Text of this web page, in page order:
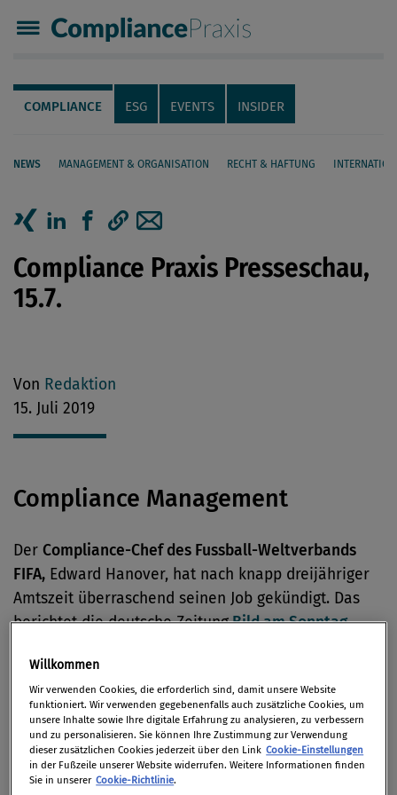
Compliance Praxis
Servicenavigation
Navigation
COMPLIANCE ESG EVENTS INSIDER
NEWS MANAGEMENT & ORGANISATION RECHT & HAFTUNG
Seiteninhalt
Artikel auf Xing teilen
Artikel auf linkedIn teilen
Artikel auf Facebook teilen
Artikellink kopieren
Artikel per Mail teilen
Compliance Praxis Presseschau,
15.7.
Von Redaktion
15. Juli 2019
Compliance Management
Der Compliance-Chef des Fussball-Weltverbands
FIFA, Edward Hanover, hat nach knapp dreijähriger
Amtszeit überraschend seinen Job gekündigt. Das
berichtet die deutsche ZeitungBild am Sonntag.
Corporate Governance
Mit scharfen Worten hat Deutsche-Bank-
Vorstandschef Christian Sewing den Vorfall
kritisiert, der sich am vergangenen Montag im
Willkommen
Wir verwenden Cookies, die erforderlich sind, damit unsere Website
funktioniert. Wir verwenden gegebenenfalls auch zusätzliche Cookies, um
unsere Inhalte sowie Ihre digitale Erfahrung zu analysieren, zu verbessern
und zu personalisieren. Sie können Ihre Zustimmung zur Verwendung
dieser zusätzlichen Cookies jederzeit über den Link Cookie-Einstellungen
in der Fußzeile unserer Website widerrufen. Weitere Informationen finden
Sie in unserer Cookie-Richtlinie.